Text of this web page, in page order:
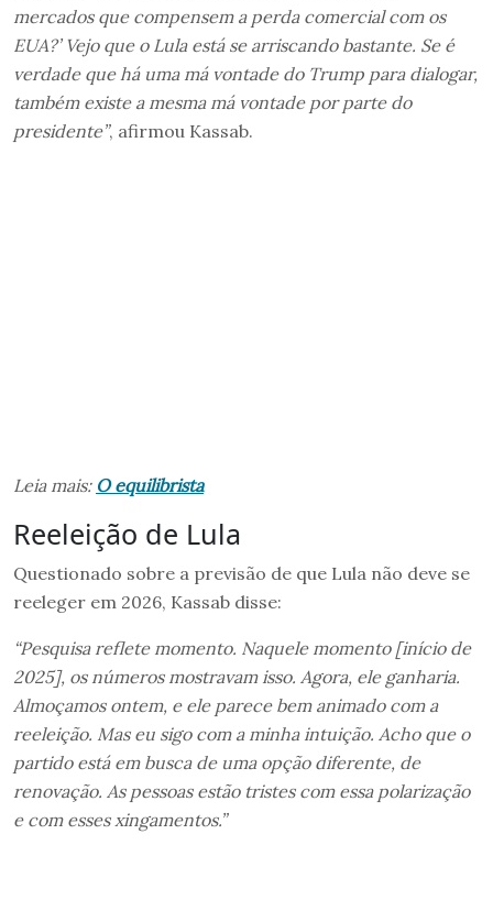
mercados que compensem a perda comercial com os
EUA?’ Vejo que o Lula está se arriscando bastante. Se é
verdade que há uma má vontade do Trump para dialogar,
também existe a mesma má vontade por parte do
presidente”, afirmou Kassab.
Leia mais: O equilibrista
Reeleição de Lula
Questionado sobre a previsão de que Lula não deve se
reeleger em 2026, Kassab disse:
“Pesquisa reflete momento. Naquele momento [início de
2025], os números mostravam isso. Agora, ele ganharia.
Almoçamos ontem, e ele parece bem animado com a
reeleição. Mas eu sigo com a minha intuição. Acho que o
partido está em busca de uma opção diferente, de
renovação. As pessoas estão tristes com essa polarização
e com esses xingamentos.”